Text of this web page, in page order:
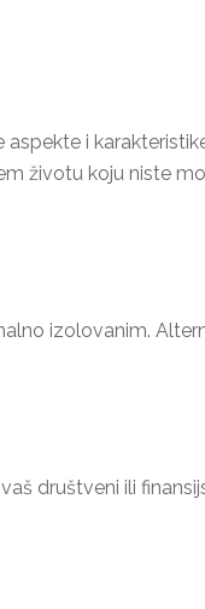
i
životu koju niste
izolovanim.
društveni ili